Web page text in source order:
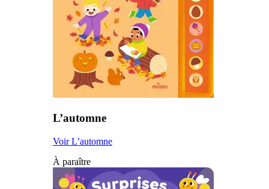
L’automne
Voir L’automne
À paraître